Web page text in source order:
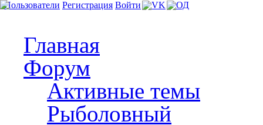
Пользователи Регистрация Войти
Главная
Форум
Активные темы
Рыболовный